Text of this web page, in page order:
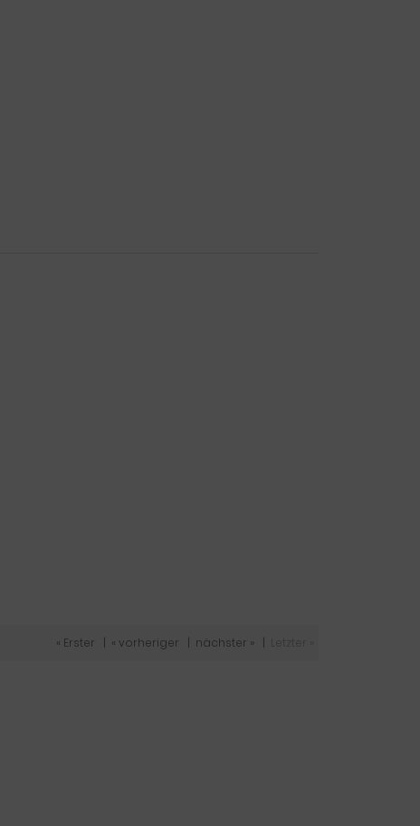
« Erster « vorheriger nächster »